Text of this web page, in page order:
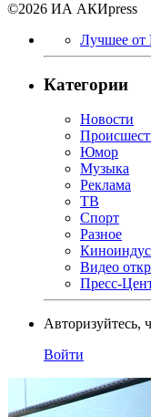
©2026 ИА АКИpress
Лучшее от
Категории
Новости
Юмор
Музыка
Реклама
ТВ
Спорт
Разное
Видео
Пресс-
Авторизуйтесь,
Войти